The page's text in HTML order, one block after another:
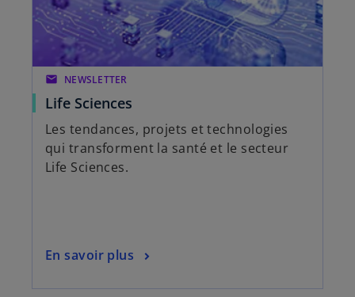
email NEWSLETTER
Life Sciences
Les tendances, projets et technologies
qui transforment la santé et le secteur
Life Sciences.
En savoir plus